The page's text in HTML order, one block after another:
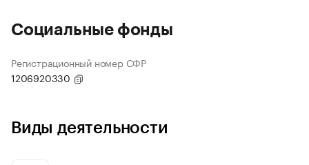
Социальные фонды
Регистрационный номер СФР
1206920330
Виды деятельности